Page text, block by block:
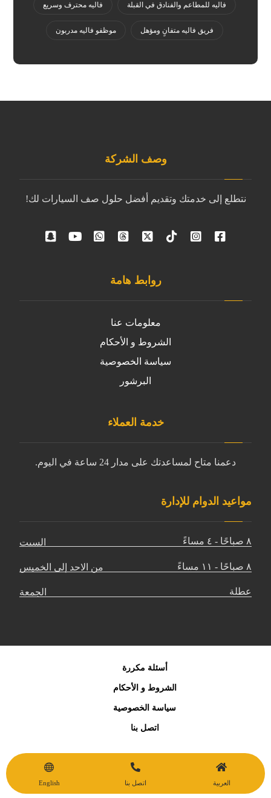
فاليه للمطاعم والفنادق في القبلة فاليه محترف وسريع
فريق فاليه متفانٍ ومؤهل موظفو فاليه مدربون
وصف الشركة
نتطلع إلى خدمتك وتقديم أفضل حلول صف السيارات لك!
روابط هامة
معلومات عنا
الشروط و الأحكام
سياسة الخصوصية
البرشور
خدمة العملاء
دعمنا متاح لمساعدتك على مدار 24 ساعة في اليوم.
مواعيد الدوام للإدارة
السبت ٨ صباحًا - ٤ مساءً
من الاحد إلى الخميس ٨ صباحًا - ١١ مساءً
الجمعة عطلة
أسئلة مكررة
الشروط و الأحكام
سياسة الخصوصية
اتصل بنا
© حقوق النشر 2026. جميع الحقوق محفوظة. لشركة السوق
انترناشيونال فالية لخدمة صف السيارات
العربية اتصل بنا English